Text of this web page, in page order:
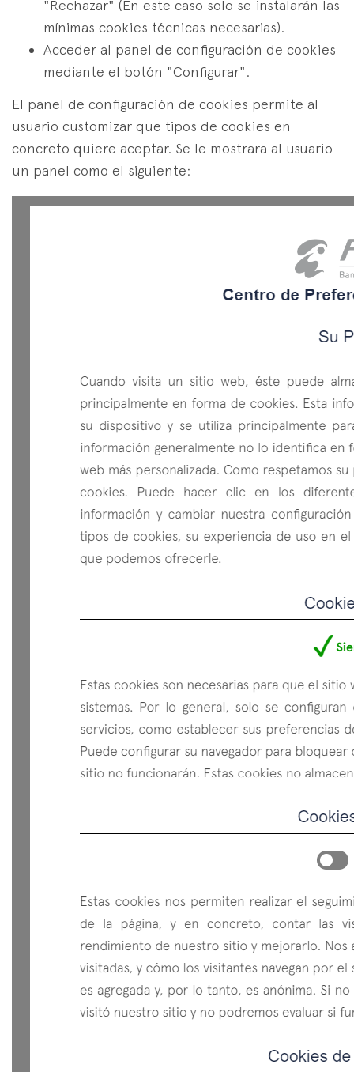
"Rechazar" (En este caso solo se instalarán las
mínimas cookies técnicas necesarias).
Acceder al panel de configuración de cookies
mediante el botón "Configurar".
El panel de configuración de cookies permite al
usuario customizar que tipos de cookies en
concreto quiere aceptar. Se le mostrara al usuario
un panel como el siguiente: